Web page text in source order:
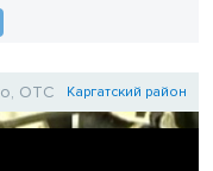
ОТС Каргатский район